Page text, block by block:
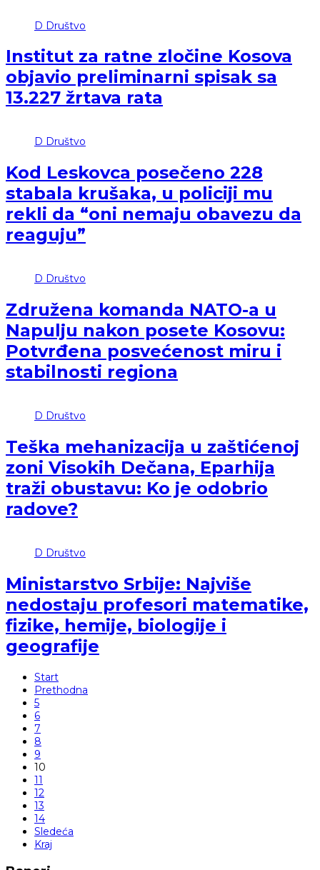
D Društvo
Institut za ratne zločine Kosova
objavio preliminarni spisak sa
13.227 žrtava rata
D Društvo
Kod Leskovca posečeno 228
stabala krušaka, u policiji mu
rekli da “oni nemaju obavezu da
reaguju”
D Društvo
Združena komanda NATO-a u
Napulju nakon posete Kosovu:
Potvrđena posvećenost miru i
stabilnosti regiona
D Društvo
Teška mehanizacija u zaštićenoj
zoni Visokih Dečana, Eparhija
traži obustavu: Ko je odobrio
radove?
D Društvo
Ministarstvo Srbije: Najviše
nedostaju profesori matematike,
fizike, hemije, biologije i
geografije
Start
Prethodna
5
6
7
8
9
10
11
12
13
14
Sledeća
Kraj